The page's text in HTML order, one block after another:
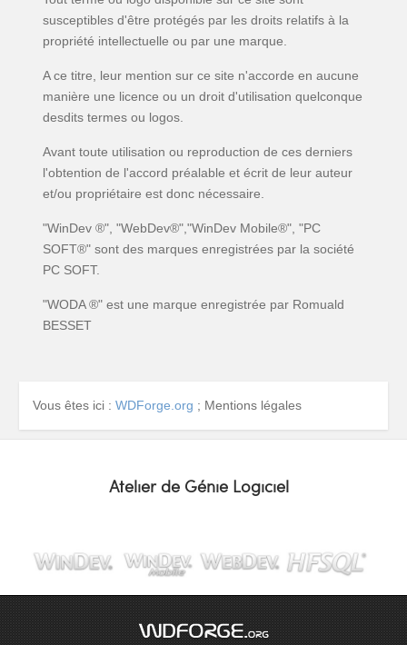
susceptibles d'être protégés par les droits relatifs à la
propriété intellectuelle ou par une marque.
A ce titre, leur mention sur ce site n'accorde en aucune
manière une licence ou un droit d'utilisation quelconque
desdits termes ou logos.
Avant toute utilisation ou reproduction de ces derniers
l'obtention de l'accord préalable et écrit de leur auteur
et/ou propriétaire est donc nécessaire.
"WinDev ®", "WebDev®","WinDev Mobile®", "PC
SOFT®" sont des marques enregistrées par la société
PC SOFT.
"WODA ®" est une marque enregistrée par Romuald
BESSET
Vous êtes ici :WDForge.org ; Mentions légales
Atelier de Génie Logiciel